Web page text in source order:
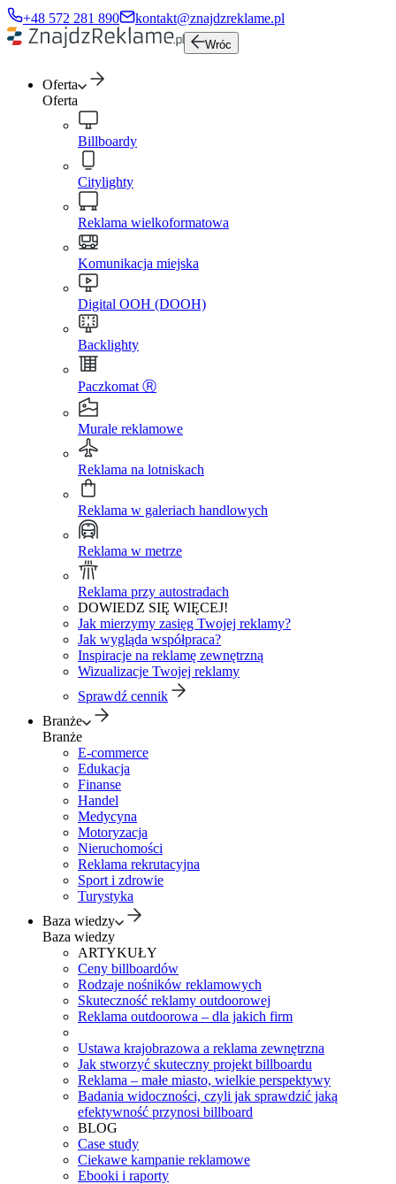
+48 572 281 890 kontakt@znajdzreklame.pl
Wróc
Oferta
Oferta
Billboardy
Citylighty
Reklama wielkoformatowa
Komunikacja miejska
Digital OOH (DOOH)
Backlighty
Paczkomat Ⓡ
Murale reklamowe
Reklama na lotniskach
Reklama w galeriach handlowych
Reklama w metrze
Reklama przy autostradach
DOWIEDZ SIĘ WIĘCEJ!
Jak mierzymy zasięg Twojej reklamy?
Jak wygląda współpraca?
Inspiracje na reklamę zewnętrzną
Wizualizacje Twojej reklamy
Sprawdź cennik
Branże
Branże
E-commerce
Edukacja
Finanse
Handel
Medycyna
Motoryzacja
Nieruchomości
Reklama rekrutacyjna
Sport i zdrowie
Turystyka
Baza wiedzy
Baza wiedzy
ARTYKUŁY
Ceny billboardów
Rodzaje nośników reklamowych
Skuteczność reklamy outdoorowej
Reklama outdoorowa – dla jakich firm
Ustawa krajobrazowa a reklama zewnętrzna
Jak stworzyć skuteczny projekt billboardu
Reklama – małe miasto, wielkie perspektywy
Badania widoczności, czyli jak sprawdzić jaką
efektywność przynosi billboard
BLOG
Case study
Ciekawe kampanie reklamowe
Ebooki i raporty